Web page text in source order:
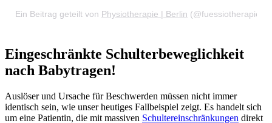
Ein Beitrag geteilt von Physiotherapie | Berlin (@fuessiotherapie)
Eingeschränkte Schulterbeweglichkeit
nach Babytragen!
Auslöser und Ursache für Beschwerden müssen nicht immer
identisch sein, wie unser heutiges Fallbeispiel zeigt. Es handelt sich
um eine Patientin, die mit massiven Schultereinschränkungen direkt